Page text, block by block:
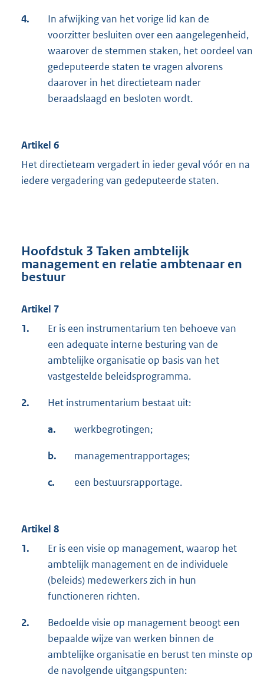
4.
In afwijking van het vorige lid kan de
voorzitter besluiten over een aangelegenheid,
waarover de stemmen staken, het oordeel van
gedeputeerde staten te vragen alvorens
daarover in het directieteam nader
beraadslaagd en besloten wordt.
Artikel 6
Het directieteam vergadert in ieder geval vóór en na
iedere vergadering van gedeputeerde staten.
Hoofdstuk 3 Taken ambtelijk
management en relatie ambtenaar en
bestuur
Artikel 7
1.
Er is een instrumentarium ten behoeve van
een adequate interne besturing van de
ambtelijke organisatie op basis van het
vastgestelde beleidsprogramma.
2. Het instrumentarium bestaat uit:
a. werkbegrotingen;
b. managementrapportages;
c. een bestuursrapportage.
Artikel 8
1.
Er is een visie op management, waarop het
ambtelijk management en de individuele
(beleids) medewerkers zich in hun
functioneren richten.
2.
Bedoelde visie op management beoogt een
bepaalde wijze van werken binnen de
ambtelijke organisatie en berust ten minste op
de navolgende uitgangspunten: